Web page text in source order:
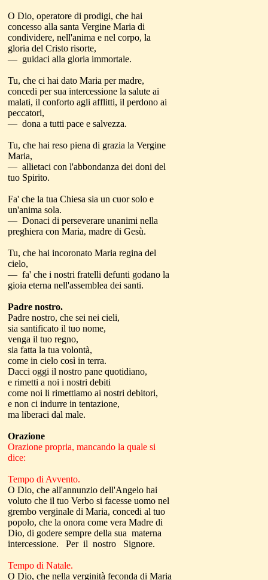
O Dio, operatore di prodigi, che hai
concesso alla santa Vergine Maria di
condividere, nell'anima e nel corpo, la
gloria del Cristo risorte,
— guidaci alla gloria immortale.
Tu, che ci hai dato Maria per madre,
concedi per sua intercessione la salute ai
malati, il conforto agli afflitti, il perdono ai
peccatori,
— dona a tutti pace e salvezza.
Tu, che hai reso piena di grazia la Vergine
Maria,
— allietaci con l'abbondanza dei doni del
tuo Spirito.
Fa' che la tua Chiesa sia un cuor solo e
un'anima sola.
— Donaci di perseverare unanimi nella
preghiera con Maria, madre di Gesù.
Tu, che hai incoronato Maria regina del
cielo,
— fa' che i nostri fratelli defunti godano la
gioia eterna nell'assemblea dei santi.
Padre nostro.
Padre nostro, che sei nei cieli,
sia santificato il tuo nome,
venga il tuo regno,
sia fatta la tua volontà,
come in cielo così in terra.
Dacci oggi il nostro pane quotidiano,
e rimetti a noi i nostri debiti
come noi li rimettiamo ai nostri debitori,
e non ci indurre in tentazione,
ma liberaci dal male.
Orazione
Orazione propria, mancando la quale si
dice:
Tempo di Avvento.
O Dio, che all'annunzio dell'Angelo hai
voluto che il tuo Verbo si facesse uomo nel
grembo verginale di Maria, concedi al tuo
popolo, che la onora come vera Madre di
Dio, di godere sempre della sua materna
intercessione. Per il nostro Signore.
Tempo di Natale.
O Dio, che nella verginità feconda di Maria